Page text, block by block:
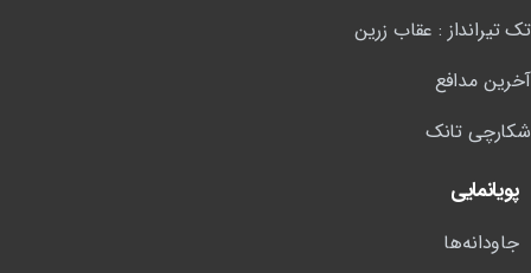
تک تیرانداز : عقاب زرین
آخرین مدافع
شکارچی تانک
پویانمایی
جاودانه‌ها